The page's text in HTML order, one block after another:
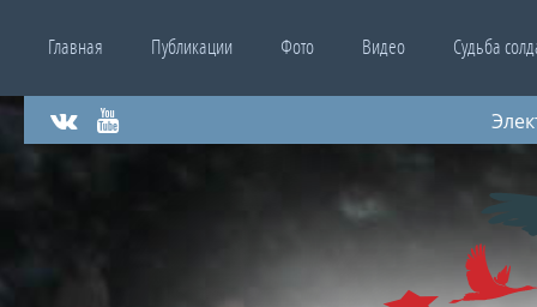
Главная Публикации Фото Видео Судьба
v Y